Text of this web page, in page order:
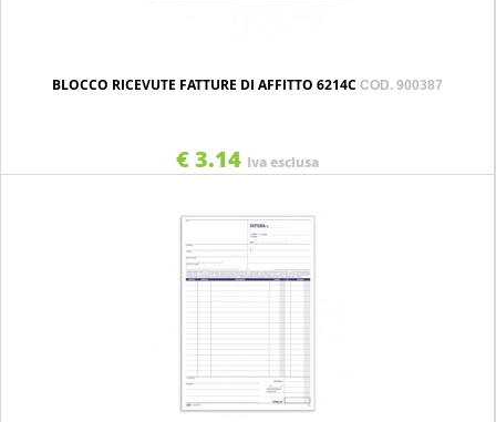
BLOCCO RICEVUTE FATTURE DI AFFITTO 6214C COD. 900387
€ 3.14 Iva esclusa